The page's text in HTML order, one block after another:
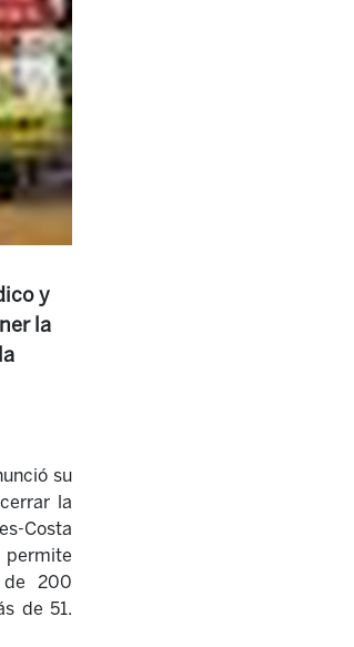
y
la
su
la
Costa
200
de 51.